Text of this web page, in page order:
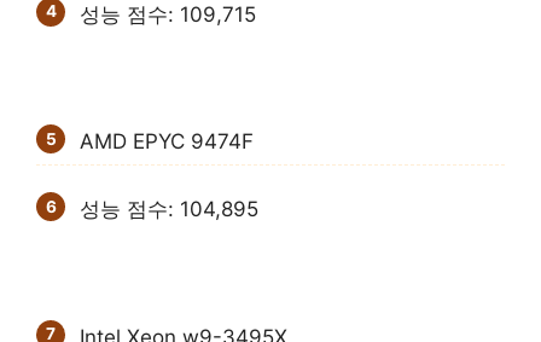
성능 점수: 109,715
AMD EPYC 9474F
성능 점수: 104,895
Intel Xeon w9-3495X